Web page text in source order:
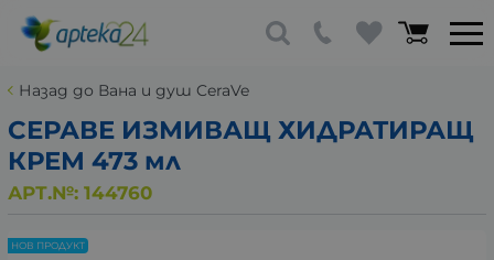
Назад до Вана и душ CeraVe
СЕРАВЕ ИЗМИВАЩ ХИДРАТИРАЩ
КРЕМ 473 мл
АРТ.№: 144760
НОВ ПРОДУКТ